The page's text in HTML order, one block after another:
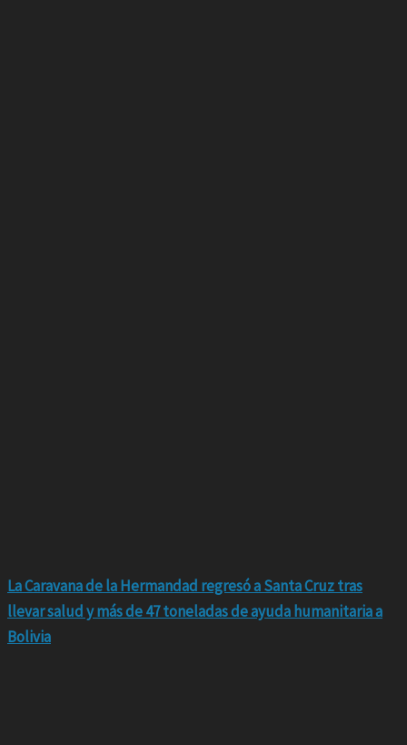
La Caravana de la Hermandad regresó a Santa Cruz tras
llevar salud y más de 47 toneladas de ayuda humanitaria a
Bolivia